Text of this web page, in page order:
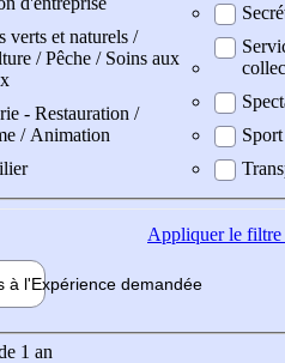
verts et naturels /
/ Pêche / Soins aux
- Restauration /
/ Animation
Sport
Appliquerle filtre
à l'Expérience demandée
1 an